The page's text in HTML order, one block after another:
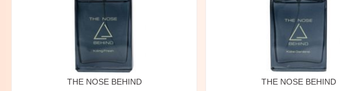
THE NOSE BEHIND THE NOSE BEHIND